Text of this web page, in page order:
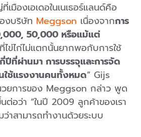
เมืองเอเดอในเนเธอร์แลนด์คือ
งบริษัท Meggson เนื่องจากการ
50,000 หรือแม้แต่
ไข่ไก่ไม่แตกนั้นยากพอกับการใช้
ปีที่ผ่านมา การบรรจุและการจัด
ใช้แรงงานคนทั้งหมด” Gijs
ยการของ Meggson กล่าว พูด
ต่อว่า “ในปี 2009 ลูกค้าของเรา
ว่าสามารถทำงานด้วยระบบ